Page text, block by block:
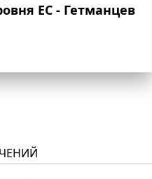
ЕС - Гетманцев